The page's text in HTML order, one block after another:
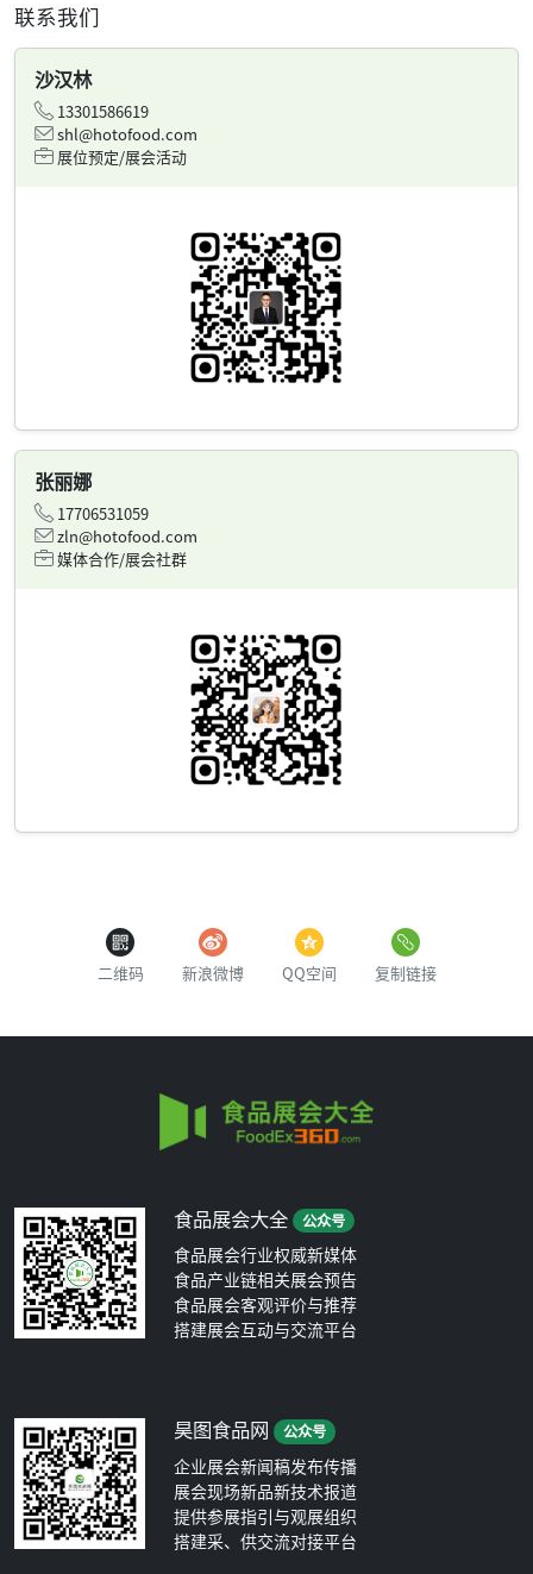
联系我们
沙汉林
13301586619
shl@hotofood.com
展位预定/展会活动
张丽娜
17706531059
zln@hotofood.com
媒体合作/展会社群
二维码 新浪微博 QQ空间 复制链接
食品展会大全 公众号
食品展会行业权威新媒体
食品产业链相关展会预告
食品展会客观评价与推荐
搭建展会互动与交流平台
昊图食品网 公众号
企业展会新闻稿发布传播
展会现场新品新技术报道
提供参展指引与观展组织
搭建采、供交流对接平台